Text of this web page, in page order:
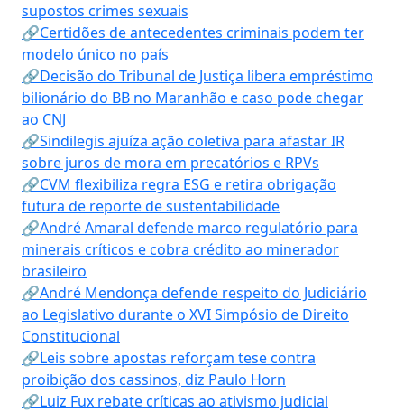
supostos crimes sexuais
🔗Certidões de antecedentes criminais podem ter
modelo único no país
🔗Decisão do Tribunal de Justiça libera empréstimo
bilionário do BB no Maranhão e caso pode chegar
ao CNJ
🔗Sindilegis ajuíza ação coletiva para afastar IR
sobre juros de mora em precatórios e RPVs
🔗CVM flexibiliza regra ESG e retira obrigação
futura de reporte de sustentabilidade
🔗André Amaral defende marco regulatório para
minerais críticos e cobra crédito ao minerador
brasileiro
🔗André Mendonça defende respeito do Judiciário
ao Legislativo durante o XVI Simpósio de Direito
Constitucional
🔗Leis sobre apostas reforçam tese contra
proibição dos cassinos, diz Paulo Horn
🔗Luiz Fux rebate críticas ao ativismo judicial